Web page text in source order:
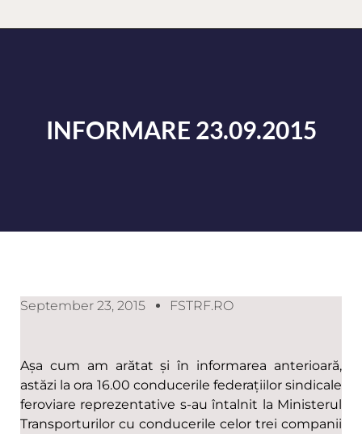
INFORMARE 23.09.2015
September 23, 2015 FSTRF.RO
Așa cum am arătat și în informarea anterioară,
astăzi la ora 16.00 conducerile federațiilor sindicale
feroviare reprezentative s-au întalnit la Ministerul
Transporturilor cu conducerile celor trei companii